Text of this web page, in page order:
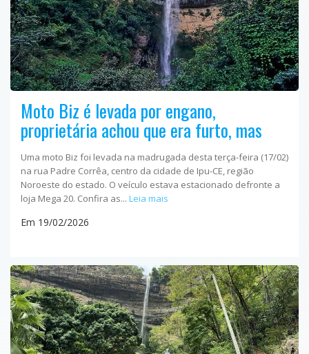
Moto Biz é levada por engano,
proprietária achou que era furto, mas
Uma moto Biz foi levada na madrugada desta terça-feira (17/02)
na rua Padre Corrêa, centro da cidade de Ipu-CE, região
Noroeste do estado. O veículo estava estacionado defronte a
loja Mega 20. Confira as... Leia mais
Em 19/02/2026